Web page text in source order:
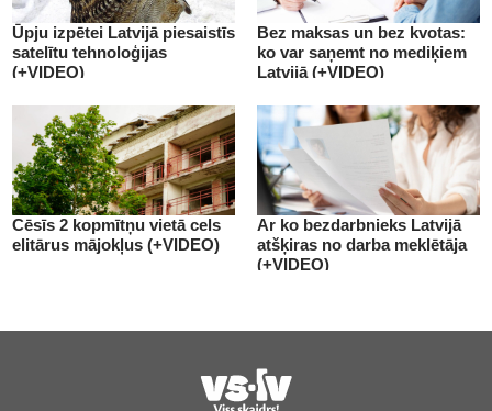
Ūpju izpētei Latvijā piesaistīs
satelītu tehnoloģijas
(+VIDEO)
Bez maksas un bez kvotas:
ko var saņemt no mediķiem
Latvijā (+VIDEO)
Cēsīs 2 kopmītņu vietā cels
elitārus mājokļus (+VIDEO)
Ar ko bezdarbnieks Latvijā
atšķiras no darba meklētāja
(+VIDEO)